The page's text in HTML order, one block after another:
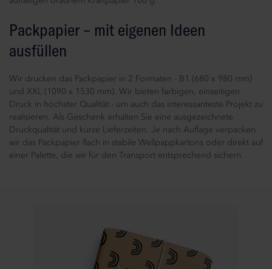
Packpapier – mit eigenen Ideen
ausfüllen
Wir drucken das Packpapier in 2 Formaten - B1 (680 x 980 mm)
und XXL (1090 x 1530 mm). Wir bieten farbigen, einseitigen
Druck in höchster Qualität - um auch das interessanteste Projekt zu
realisieren. Als Geschenk erhalten Sie eine ausgezeichnete
Druckqualität und kurze Lieferzeiten. Je nach Auflage verpacken
wir das Packpapier flach in stabile Wellpappkartons oder direkt auf
einer Palette, die wir für den Transport entsprechend sichern.